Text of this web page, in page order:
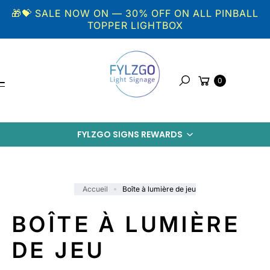
🎁💝 SALE NOW ON — 30% OFF ON ALL PINBALL
TOPPER LIGHTBOX
contenu
Rechercher
Panier
0
FYLZGO SIGNS REWARDS
Accueil Boîte à lumière de jeu
BOÎTE À LUMIÈRE
DE JEU